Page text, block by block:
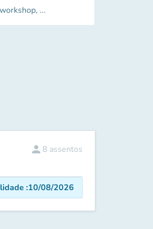
...
person 8 assentos
:10/08/2026